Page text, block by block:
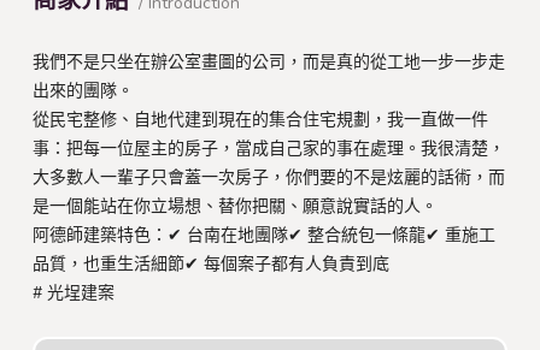
我們不是只坐在辦公室畫圖的公司，而是真的從工地一步一步走
出來的團隊。
從民宅整修、自地代建到現在的集合住宅規劃，我一直做一件
事：把每一位屋主的房子，當成自己家的事在處理。我很清楚，
大多數人一輩子只會蓋一次房子，你們要的不是炫麗的話術，而
是一個能站在你立場想、替你把關、願意說實話的人。
阿德師建築特色：✔ 台南在地團隊✔ 整合統包一條龍✔ 重施工
品質，也重生活細節✔ 每個案子都有人負責到底
# 光埕建案